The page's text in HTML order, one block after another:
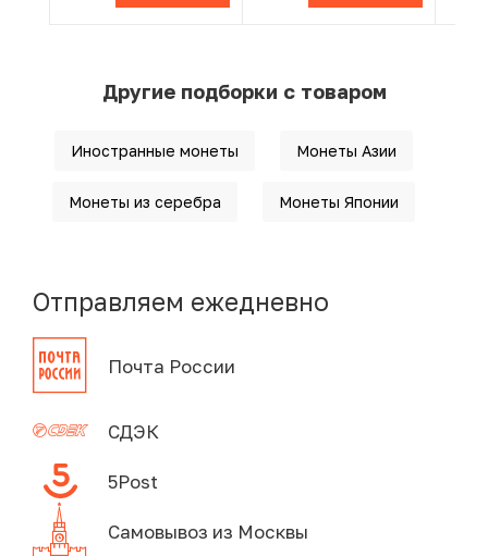
Другие подборки с товаром
Иностранные монеты Монеты Азии
Монеты из серебра Монеты Японии
Отправляем ежедневно
Почта России
СДЭК
5Post
Самовывоз из Москвы